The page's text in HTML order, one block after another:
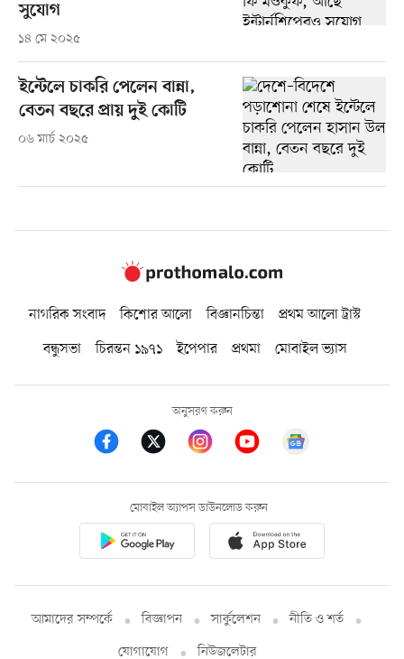
সুযোগ
১৪ মে ২০২৫
ইন্টেলে চাকরি পেলেন বান্না,
বেতন বছরে প্রায় দুই কোটি
০৬ মার্চ ২০২৫
নাগরিক সংবাদ কিশোর আলো বিজ্ঞানচিন্তা
প্রথম আলো ট্রাস্ট
বন্ধুসভা
চিরন্তন ১৯৭১ ইপেপার প্রথমা মোবাইল ভ্যাস
অনুসরণ করুন
মোবাইল অ্যাপস ডাউনলোড করুন
আমাদের সম্পর্কে বিজ্ঞাপন সার্কুলেশন
নীতি ও শর্ত
যোগাযোগ
নিউজলেটার